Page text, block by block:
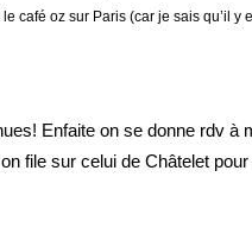
café oz sur Paris (car je sais qu’il y
Enfaite on se donne rdv à
file sur celui de Châtelet